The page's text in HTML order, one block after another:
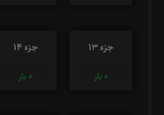
جزء 13
0 بار
جزء 14
0 بار